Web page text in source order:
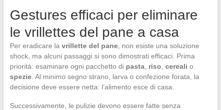
Gestures efficaci per eliminare
le vrillettes del pane a casa
Per eradicare la vrillette del pane, non esiste una soluzione
shock, ma alcuni passaggi si sono dimostrati efficaci. Prima
priorità: esaminare ogni pacchetto di pasta, riso cereali o
spezie. Al minimo segno strano, larva o confezione forata, la
decisione deve essere netta: l’alimento esce di casa.
Successivamente, le pulizie devono essere fatte senza